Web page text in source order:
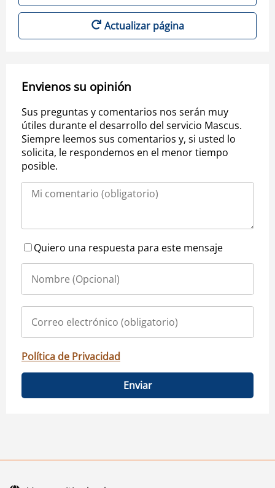
Actualizar página
Envienos su opinión
Sus preguntas y comentarios nos serán muy
útiles durante el desarrollo del servicio Mascus.
Siempre leemos sus comentarios y, si usted lo
solicita, le respondemos en el menor tiempo
posible.
Quiero una respuesta para este mensaje
Política de Privacidad
Enviar